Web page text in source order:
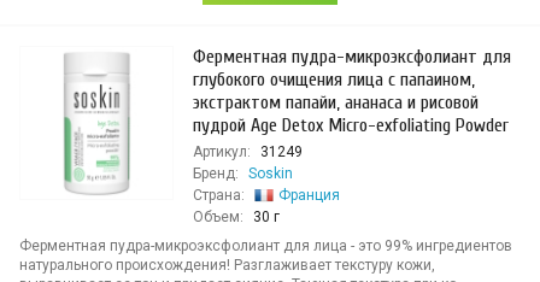
Ферментная пудра-микроэксфолиант для
глубокого очищения лица с папаином,
экстрактом папайи, ананаса и рисовой
пудрой Age Detox Micro-exfoliating Powder
Артикул:
31249
Бренд:
Soskin
Страна:
Франция
Объем:
30 г
Ферментная пудра-микроэксфолиант для лица - это 99% ингредиентов
натурального происхождения! Разглаживает текстуру кожи,